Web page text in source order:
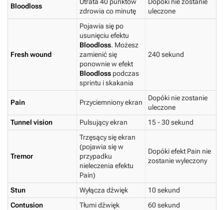
Bloodloss
Utrata 40 punktów
zdrowia co minutę
Dopóki nie zostanie
uleczone
Fresh wound
Pojawia się po
usunięciu efektu
Bloodloss. Możesz
zamienić się
ponownie w efekt
Bloodloss podczas
sprintu i skakania
240 sekund
Pain Przyciemniony ekran
Dopóki nie zostanie
uleczone
Tunnel vision
Pulsujący ekran 15 - 30 sekund
Tremor
Trzęsący się ekran
(pojawia się w
przypadku
nieleczenia efektu
Pain)
Dopóki efekt Pain nie
zostanie wyleczony
Stun Wyłącza dźwięk
10 sekund
Contusion
Tłumi dźwięk
60 sekund